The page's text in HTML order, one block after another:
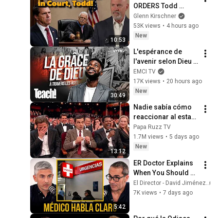
10:53
ORDERS Todd
Blanche into Court
to Explain his
Failure to Comply
Glenn Kirschner
53K views • 4 hours ago
New
30:49
L'espérance de
l'avenir selon Dieu -
Teach! - Athoms
Mbuma
EMCI TV
17K views • 20 hours ago
New
13:12
Nadie sabía cómo
reaccionar al estar
cerca de Rowan
Atkinson
Papa Ruzz TV
1.7M views • 5 days ago
New
5:42
ER Doctor Explains
When You Should
Go to the Hospital
and When It's Not
El Director - David Jiménez
7K views • 7 days ago